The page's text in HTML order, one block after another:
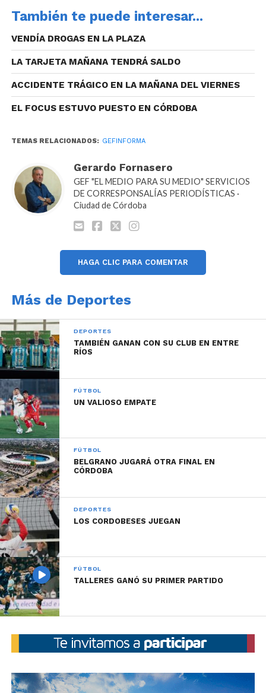
final 78/84 (15/24).
Ahora Parque viajará a Resistencia y Oberá, donde
Tenis Club el sábado.
También te puede interesar...
VENDÍA DROGAS EN LA PLAZA
LA TARJETA MAÑANA TENDRÁ SALDO
ACCIDENTE TRÁGICO EN LA MAÑANA DEL VIERNES
EL FOCUS ESTUVO PUESTO EN CÓRDOBA
TEMAS RELACIONADOS: GEFINFORMA
Gerardo Fornasero
GEF "EL MEDIO PARA SU MEDIO" SERVICIOS
DE CORRESPONSALÍAS PERIODÍSTICAS ·
Ciudad de Córdoba
HAGA CLIC PARA COMENTAR
Más de Deportes
DEPORTES
TAMBIÉN GANAN CON SU CLUB EN ENTRE
RÍOS
FÚTBOL
UN VALIOSO EMPATE
FÚTBOL
BELGRANO JUGARÁ OTRA FINAL EN
CÓRDOBA
DEPORTES
LOS CORDOBESES JUEGAN
FÚTBOL
TALLERES GANÓ SU PRIMER PARTIDO